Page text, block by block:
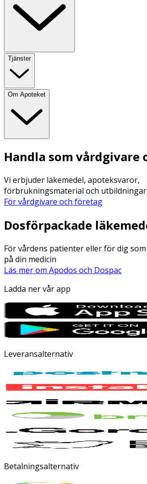
Tjänster
Om Apoteket
Handla som vårdgivare
Vi erbjuder läkemedel, apoteksvaror,
förbrukningsmaterial och utbildningar.
För vårdgivare och företag
Dosförpackade
För vårdens patienter eller för dig
på din medicin
Läs mer om Apodos och Dospac
Ladda ner vår app
Leveransalternativ
Betalningsalternativ